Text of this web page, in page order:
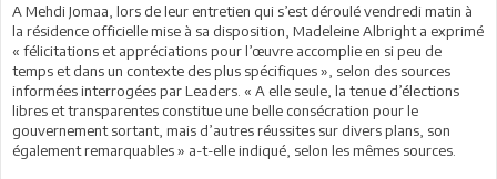
A Mehdi Jomaa, lors de leur entretien qui s’est déroulé vendredi matin à
la résidence officielle mise à sa disposition, Madeleine Albright a exprimé
« félicitations et appréciations pour l’œuvre accomplie en si peu de
temps et dans un contexte des plus spécifiques », selon des sources
informées interrogées par Leaders. « A elle seule, la tenue d’élections
libres et transparentes constitue une belle consécration pour le
gouvernement sortant, mais d’autres réussites sur divers plans, son
également remarquables » a-t-elle indiqué, selon les mêmes sources.